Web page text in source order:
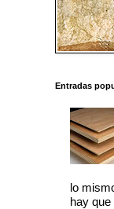
Entradas
lo
hay